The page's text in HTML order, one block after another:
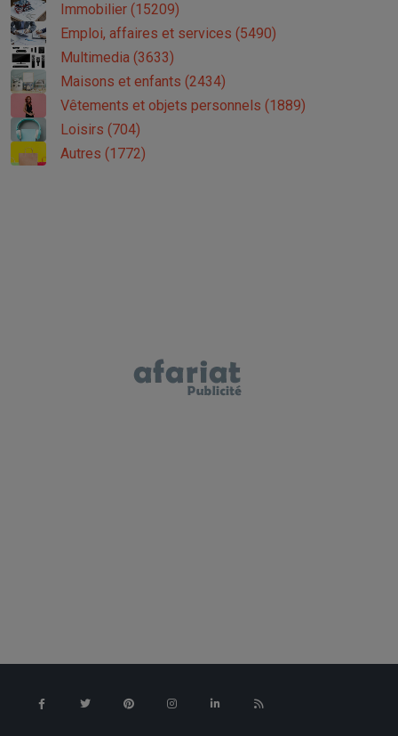
Immobilier (15209)
Emploi, affaires et services (5490)
Multimedia (3633)
Maisons et enfants (2434)
Vêtements et objets personnels (1889)
Loisirs (704)
Autres (1772)